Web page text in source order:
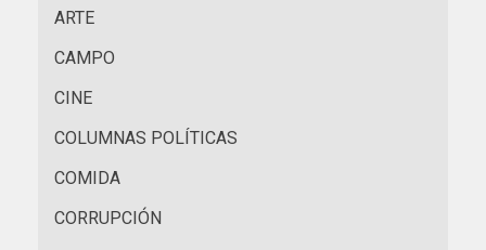
ARTE
CAMPO
CINE
COLUMNAS POLÍTICAS
COMIDA
CORRUPCIÓN